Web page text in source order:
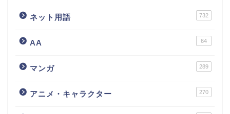
ネット用語 732
AA 64
マンガ 289
アニメ・キャラクター 270